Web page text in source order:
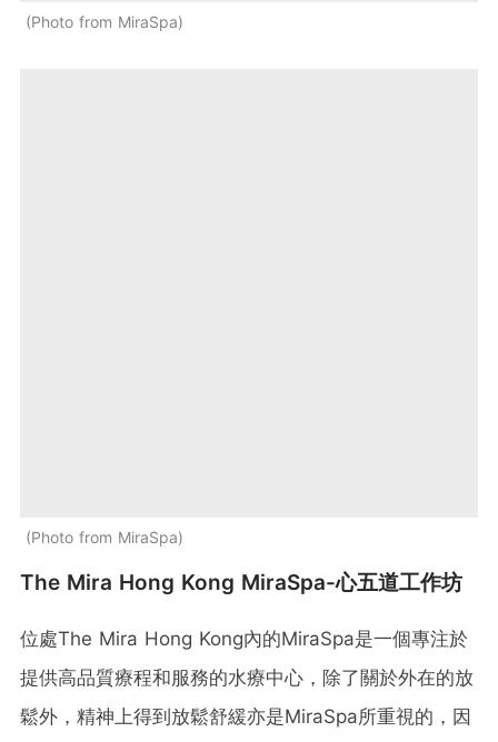
Photo from MiraSpa
Photo from MiraSpa
The Mira Hong Kong MiraSpa-心五道工作坊
位處The Mira Hong Kong內的MiraSpa是一個專注於
提供高品質療程和服務的水療中心，除了關於外在的放
鬆外，精神上得到放鬆舒緩亦是MiraSpa所重視的，因